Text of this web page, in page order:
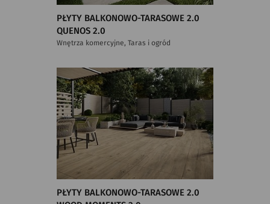
PŁYTY BALKONOWO-TARASOWE 2.0
QUENOS 2.0
Wnętrza komercyjne, Taras i ogród
PŁYTY BALKONOWO-TARASOWE 2.0